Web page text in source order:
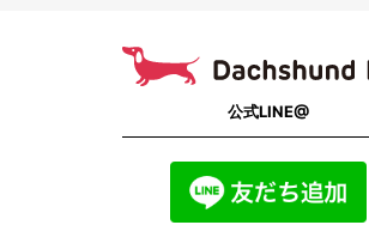
公式LINE@